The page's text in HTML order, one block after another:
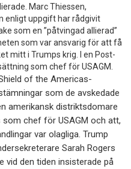
Marc Thiessen,
enligt uppgift har rådgivit
som en ”påtvingad allierad”
som var ansvarig för att få
mitt i Trumps krig. I en Post-
som chef för USAGM.
of the Americas-
som de avskedade
amerikansk distriktsdomare
chef för USAGM och att,
var olagliga. Trump
Sarah Rogers
vid den tiden insisterade på